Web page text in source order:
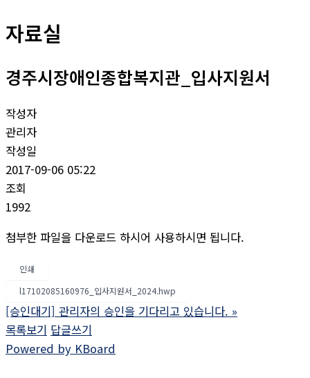
자료실
경주시장애인종합복지관_입사지원서
작성자
관리자
작성일
2017-09-06 05:22
조회
1992
첨부한 파일을 다운로드 하시어 사용하시면 됩니다.
인쇄
l17102085160976_입사지원서_2024.hwp
[승인대기] 관리자의 승인을 기다리고 있습니다. »
목록보기 답글쓰기
Powered by KBoard